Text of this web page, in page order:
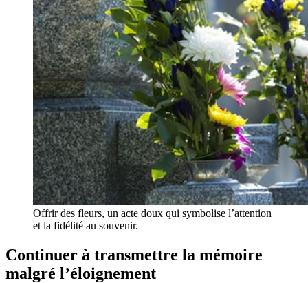
Offrir des fleurs, un acte doux qui symbolise l’attention
et la fidélité au souvenir.
Continuer à transmettre la mémoire
malgré l’éloignement